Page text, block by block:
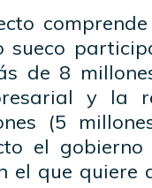
sueco
de 8
y la
(5
el
el que quiere